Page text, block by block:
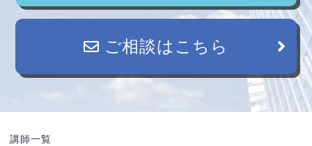
ご相談はこちら
講師一覧